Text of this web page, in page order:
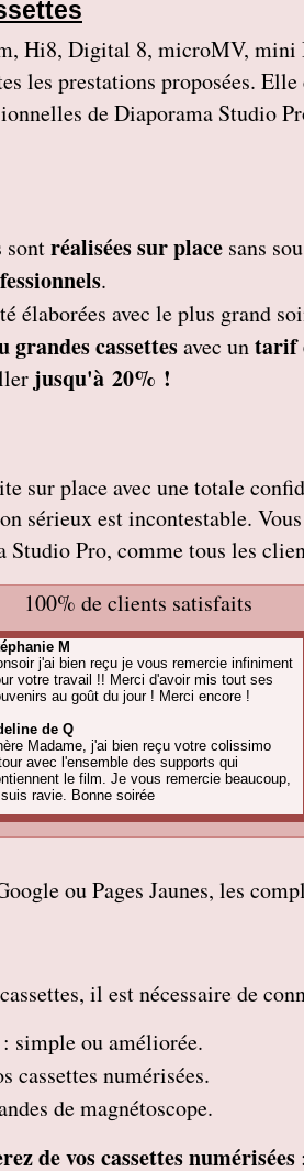
Hi8, Digital 8, microMV, mini
les prestations proposées.
de Diaporama Studio
sontréalisées sur place sans
.
élaborées avec le plus grand
grandes cassettesavec untarif
jusqu'à 20% !
sur place avec une totale
sérieux est incontestable.
Pro, comme tous les
100% de clients satisfaits
M
j'ai bien reçu je vous remercie infiniment
votre travail !! Merci d'avoir mis tout ses
au goût du jour ! Merci encore !
de Q
Madame, j'ai bien reçu votre colissimo
avec l'ensemble des supports qui
le film. Je vous remercie beaucoup,
ravie. Bonne soirée
H
on a bien reçu le colis on vous
R
une belle expérience, comme la
nous faire revivre le passé Travail
effectué consciencieusement , avec en
sans hésitation
ou Pages Jaunes, les
il est nécessaire de
: simple ou améliorée.
cassettes numérisées.
de magnétoscope.
de vos cassettes numérisées